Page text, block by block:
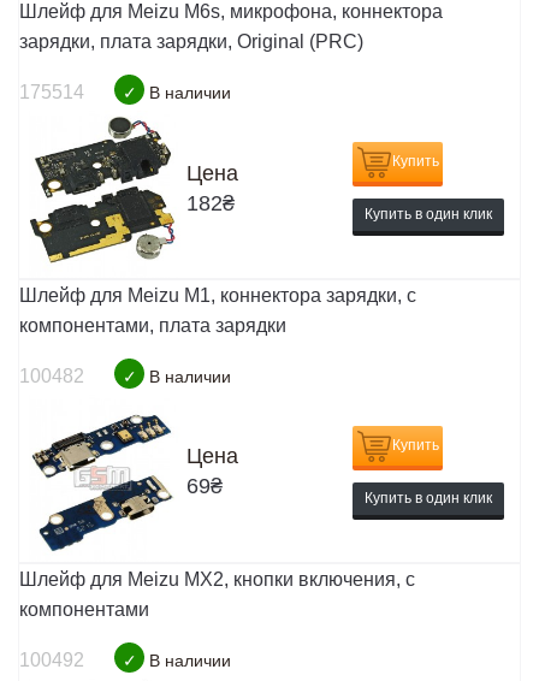
Шлейф для Meizu M6s, микрофона, коннектора
зарядки, плата зарядки, Original (PRC)
175514 ✓ В наличии
Цена
182₴
Купить
Купить в один клик
Шлейф для Meizu M1, коннектора зарядки, с
компонентами, плата зарядки
100482 ✓ В наличии
Цена
69₴
Купить
Купить в один клик
Шлейф для Meizu MX2, кнопки включения, с
компонентами
100492 ✓ В наличии